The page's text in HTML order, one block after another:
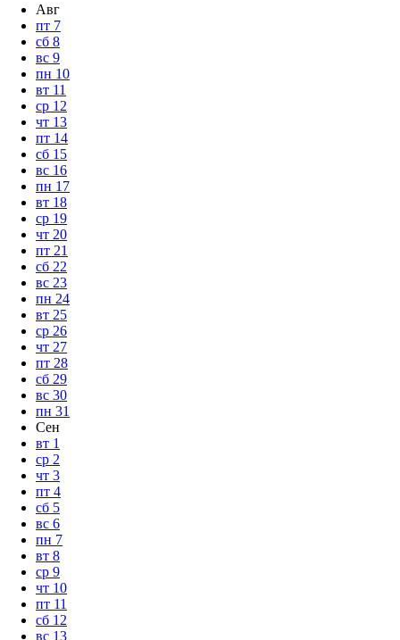
Авг
пт 7
сб 8
вс 9
пн 10
вт 11
ср 12
чт 13
пт 14
сб 15
вс 16
пн 17
вт 18
ср 19
чт 20
пт 21
сб 22
вс 23
пн 24
вт 25
ср 26
чт 27
пт 28
сб 29
вс 30
пн 31
Сен
вт 1
ср 2
чт 3
пт 4
сб 5
вс 6
пн 7
вт 8
ср 9
чт 10
пт 11
сб 12
вс 13